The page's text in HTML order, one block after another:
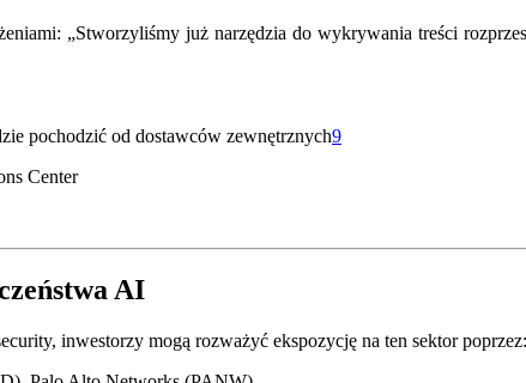
„Stworzyliśmy już narzędzia do wykrywania treści
pochodzić od dostawców zewnętrznych9
Center
AI
inwestorzy mogą rozważyć ekspozycję na ten sektor poprzez: